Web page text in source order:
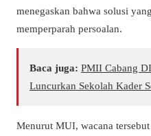
menegaskan bahwa solusi
memperparah persoalan.
Baca juga: PMII Cabang
Luncurkan Sekolah Kader
Menurut MUI, wacana